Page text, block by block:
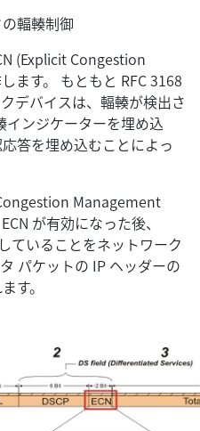
輻輳制御
(Explicit Congestion
ます。 もともと RFC 3168
デバイスは、輻輳が検出さ
インジケーターを埋め込
答を埋め込むことによっ
Management
が有効になった後、
ていることをネットワーク
パケットの IP ヘッダーの
す。